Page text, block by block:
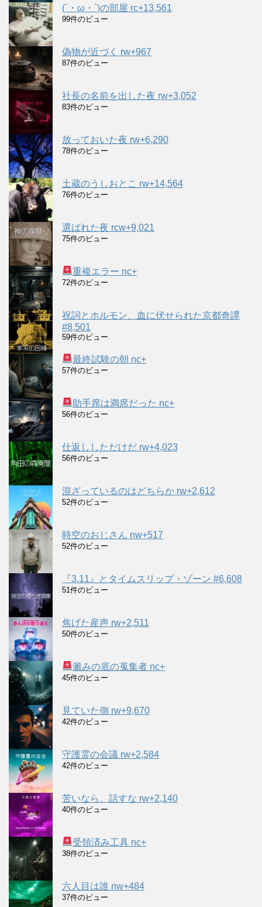
(´・ω・`)の部屋 rc+13,561
99件のビュー
偽物が近づく rw+967
87件のビュー
社長の名前を出した夜 rw+3,052
83件のビュー
放っておいた夜 rw+6,290
78件のビュー
土蔵のうしおとこ rw+14,564
76件のビュー
選ばれた夜 rcw+9,021
75件のビュー
重複エラー nc+
72件のビュー
祝詞とホルモン、血に伏せられた京都奇譚
#8,501
59件のビュー
最終試験の朝 nc+
57件のビュー
助手席は満席だった nc+
56件のビュー
仕返ししただけだ rw+4,023
56件のビュー
混ざっているのはどちらか rw+2,612
52件のビュー
時空のおじさん nw+517
52件のビュー
『3.11』とタイムスリップ・ゾーン #6,608
51件のビュー
焦げた産声 rw+2,511
50件のビュー
澱みの底の蒐集者 nc+
45件のビュー
見ていた側 rw+9,670
42件のビュー
守護霊の会議 rw+2,584
42件のビュー
苦いなら、話すな rw+2,140
40件のビュー
受領済み工具 nc+
38件のビュー
六人目は誰 nw+484
37件のビュー